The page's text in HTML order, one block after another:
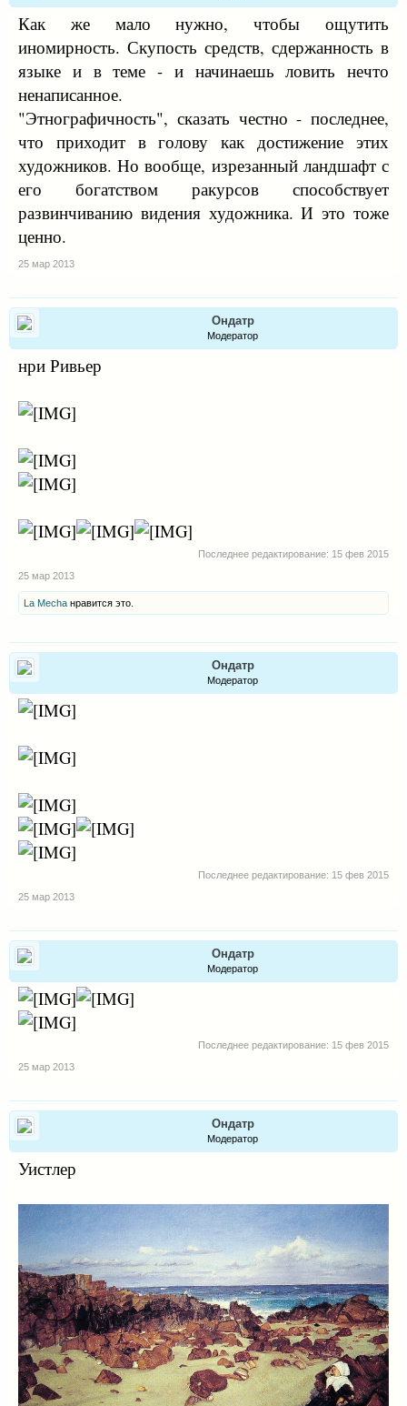
Как же мало нужно, чтобы ощутить
иномирность. Скупость средств, сдержанность в
языке и в теме - и начинаешь ловить нечто
ненаписанное.
"Этнографичность", сказать честно - последнее,
что приходит в голову как достижение этих
художников. Но вообще, изрезанный ландшафт с
его богатством ракурсов способствует
развинчиванию видения художника. И это тоже
ценно.
25 мар 2013
Ондатр
Модератор
нри Ривьер
Последнее редактирование: 15 фев 2015
25 мар 2013
La Mecha нравится это.
Ондатр
Модератор
Последнее редактирование: 15 фев 2015
25 мар 2013
Ондатр
Модератор
Последнее редактирование: 15 фев 2015
25 мар 2013
Ондатр
Модератор
Уистлер